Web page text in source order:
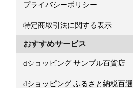
プライバシーポリシー
特定商取引法に関する表示
おすすめサービス
dショッピング サンプル百貨店
dショッピング ふるさと納税百選